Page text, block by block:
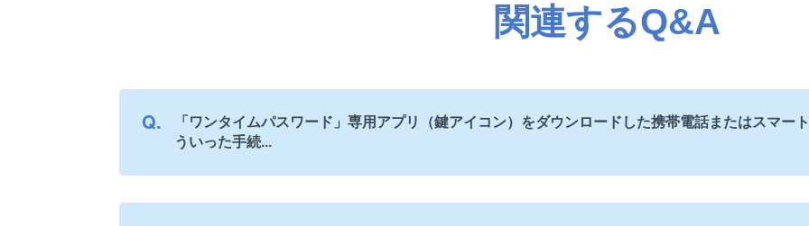
関連するQ&A
「ワンタイムパスワード」専用アプリ（鍵アイコン）をダウンロードした携帯電話またはスマー
ういった手続...